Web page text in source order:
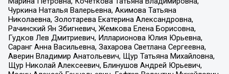
Чуркина Наталья Валерьевна, Акимова Татьяна
Николаевна, Золотарева Екатерина Александровна,
Рачинский Ян Збигневич, Жемкова Елена Борисовна,
Гудков Лев Дмитриевич, Илларионова Юлия Юрьевна,
Саранг Анна Васильевна, Захарова Светлана Сергеевна,
Аверин Владимир Анатольевич, Щур Татьяна Михайловна,
Щур Николай Алексеевич, Блинушов Андрей Юрьевич,